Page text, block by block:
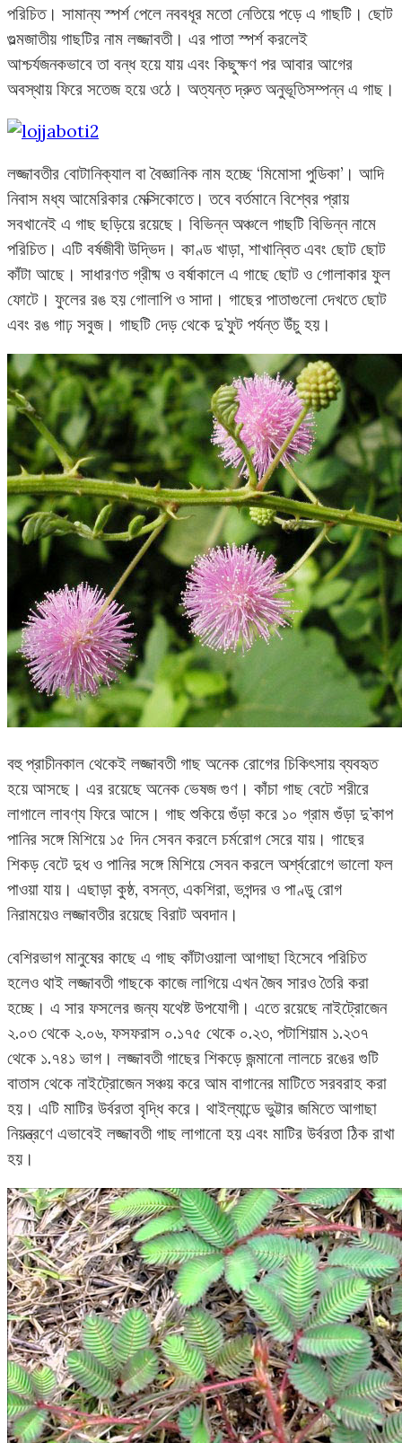
পরিচিত। সামান্য স্পর্শ পেলে নববধূর মতো নেতিয়ে পড়ে এ গাছটি। ছোট
গুল্মজাতীয় গাছটির নাম লজ্জাবতী। এর পাতা স্পর্শ করলেই
আশ্চর্যজনকভাবে তা বন্ধ হয়ে যায় এবং কিছুক্ষণ পর আবার আগের
অবস্থায় ফিরে সতেজ হয়ে ওঠে। অত্যন্ত দ্রুত অনুভূতিসম্পন্ন এ গাছ।
লজ্জাবতীর বোটানিক্যাল বা বৈজ্ঞানিক নাম হচ্ছে ‘মিমোসা পুডিকা’। আদি
নিবাস মধ্য আমেরিকার মেক্সিকোতে। তবে বর্তমানে বিশ্বের প্রায়
সবখানেই এ গাছ ছড়িয়ে রয়েছে। বিভিন্ন অঞ্চলে গাছটি বিভিন্ন নামে
পরিচিত। এটি বর্ষজীবী উদ্ভিদ। কাণ্ড খাড়া, শাখান্বিত এবং ছোট ছোট
কাঁটা আছে। সাধারণত গ্রীষ্ম ও বর্ষাকালে এ গাছে ছোট ও গোলাকার ফুল
ফোটে। ফুলের রঙ হয় গোলাপি ও সাদা। গাছের পাতাগুলো দেখতে ছোট
এবং রঙ গাঢ় সবুজ। গাছটি দেড় থেকে দু’ফুট পর্যন্ত উঁচু হয়।
বহু প্রাচীনকাল থেকেই লজ্জাবতী গাছ অনেক রোগের চিকিৎসায় ব্যবহৃত
হয়ে আসছে। এর রয়েছে অনেক ভেষজ গুণ। কাঁচা গাছ বেটে শরীরে
লাগালে লাবণ্য ফিরে আসে। গাছ শুকিয়ে গুঁড়া করে ১০ গ্রাম গুঁড়া দু’কাপ
পানির সঙ্গে মিশিয়ে ১৫ দিন সেবন করলে চর্মরোগ সেরে যায়। গাছের
শিকড় বেটে দুধ ও পানির সঙ্গে মিশিয়ে সেবন করলে অর্শ্বরোগে ভালো ফল
পাওয়া যায়। এছাড়া কুষ্ঠ, বসন্ত, একশিরা, ভগন্দর ও পাণ্ডু রোগ
নিরাময়েও লজ্জাবতীর রয়েছে বিরাট অবদান।
বেশিরভাগ মানুষের কাছে এ গাছ কাঁটাওয়ালা আগাছা হিসেবে পরিচিত
হলেও থাই লজ্জাবতী গাছকে কাজে লাগিয়ে এখন জৈব সারও তৈরি করা
হচ্ছে। এ সার ফসলের জন্য যথেষ্ট উপযোগী। এতে রয়েছে নাইট্রোজেন
২.০৩ থেকে ২.০৬, ফসফরাস ০.১৭৫ থেকে ০.২৩, পটাশিয়াম ১.২৩৭
থেকে ১.৭৪১ ভাগ। লজ্জাবতী গাছের শিকড়ে জন্মানো লালচে রঙের গুটি
বাতাস থেকে নাইট্রোজেন সঞ্চয় করে আম বাগানের মাটিতে সরবরাহ করা
হয়। এটি মাটির উর্বরতা বৃদ্ধি করে। থাইল্যান্ডে ভুট্টার জমিতে আগাছা
নিয়ন্ত্রণে এভাবেই লজ্জাবতী গাছ লাগানো হয় এবং মাটির উর্বরতা ঠিক রাখা
হয়।